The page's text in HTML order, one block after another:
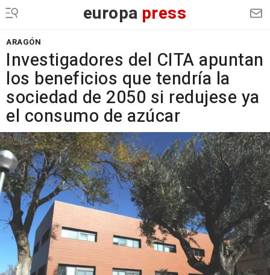
europa press
ARAGÓN
Investigadores del CITA apuntan
los beneficios que tendría la
sociedad de 2050 si redujese ya
el consumo de azúcar